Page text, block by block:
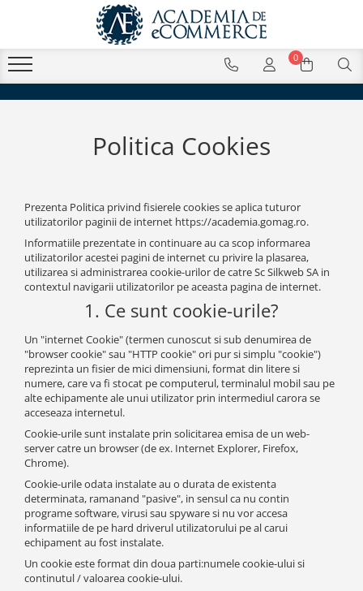
0
Politica Cookies
Prezenta Politica privind fisierele cookies se aplica tuturor
utilizatorilor paginii de internet https://academia.gomag.ro.
Informatiile prezentate in continuare au ca scop informarea
utilizatorilor acestei pagini de internet cu privire la plasarea,
utilizarea si administrarea cookie-urilor de catre Sc Silkweb SA in
contextul navigarii utilizatorilor pe aceasta pagina de internet.
1. Ce sunt cookie-urile?
Un "internet Cookie" (termen cunoscut si sub denumirea de
"browser cookie" sau "HTTP cookie" ori pur si simplu "cookie")
reprezinta un fisier de mici dimensiuni, format din litere si
numere, care va fi stocat pe computerul, terminalul mobil sau pe
alte echipamente ale unui utilizator prin intermediul carora se
acceseaza internetul.
Cookie-urile sunt instalate prin solicitarea emisa de un web-
server catre un browser (de ex. Internet Explorer, Firefox,
Chrome).
Cookie-urile odata instalate au o durata de existenta
determinata, ramanand "pasive", in sensul ca nu contin
programe software, virusi sau spyware si nu vor accesa
informatiile de pe hard driverul utilizatorului pe al carui
echipament au fost instalate.
Un cookie este format din doua parti:numele cookie-ului si
continutul / valoarea cookie-ului.